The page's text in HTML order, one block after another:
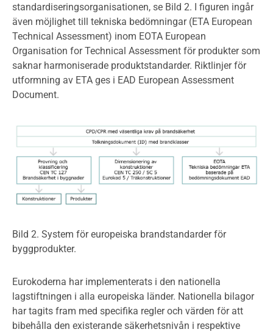
standardiseringsorganisationen, se Bild 2. I figuren ingår
även möjlighet till tekniska bedömningar (ETA European
Technical Assessment) inom EOTA European
Organisation for Technical Assessment för produkter som
saknar harmoniserade produktstandarder. Riktlinjer för
utformning av ETA ges i EAD European Assessment
Document.
Bild 2. System för europeiska brandstandarder för
byggprodukter.
Eurokoderna har implementerats i den nationella
lagstiftningen i alla europeiska länder. Nationella bilagor
har tagits fram med specifika regler och värden för att
bibehålla den existerande säkerhetsnivån i respektive